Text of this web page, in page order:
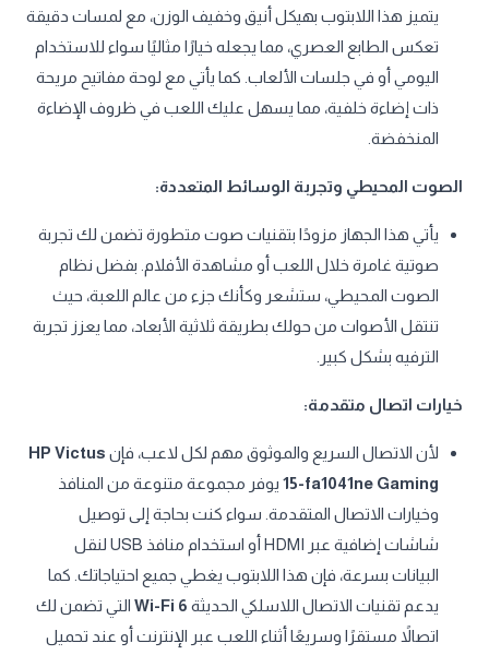
يتميز هذا اللابتوب بهيكل أنيق وخفيف الوزن، مع لمسات دقيقة
تعكس الطابع العصري، مما يجعله خيارًا مثاليًا سواء للاستخدام
اليومي أو في جلسات الألعاب. كما يأتي مع لوحة مفاتيح مريحة
ذات إضاءة خلفية، مما يسهل عليك اللعب في ظروف الإضاءة
المنخفضة.
الصوت المحيطي وتجربة الوسائط المتعددة:
يأتي هذا الجهاز مزودًا بتقنيات صوت متطورة تضمن لك تجربة
صوتية غامرة خلال اللعب أو مشاهدة الأفلام. بفضل نظام
الصوت المحيطي، ستشعر وكأنك جزء من عالم اللعبة، حيث
تنتقل الأصوات من حولك بطريقة ثلاثية الأبعاد، مما يعزز تجربة
الترفيه بشكل كبير.
خيارات اتصال متقدمة:
لأن الاتصال السريع والموثوق مهم لكل لاعب، فإن HP Victus
15-fa1041ne Gaming يوفر مجموعة متنوعة من المنافذ
وخيارات الاتصال المتقدمة. سواء كنت بحاجة إلى توصيل
شاشات إضافية عبر HDMI أو استخدام منافذ USB لنقل
البيانات بسرعة، فإن هذا اللابتوب يغطي جميع احتياجاتك. كما
يدعم تقنيات الاتصال اللاسلكي الحديثة Wi-Fi 6 التي تضمن لك
اتصالاً مستقرًا وسريعًا أثناء اللعب عبر الإنترنت أو عند تحميل